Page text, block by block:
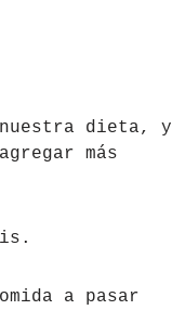
dieta, y
más
a pasar